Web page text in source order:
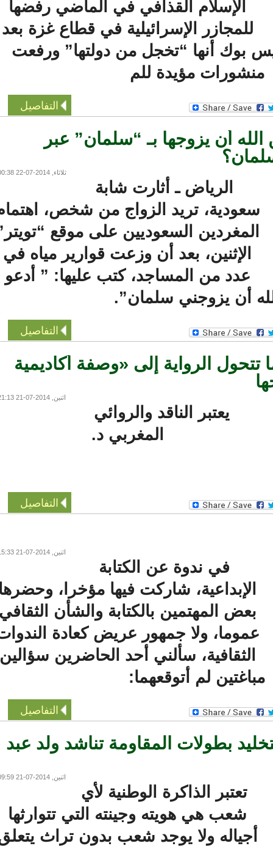
الإسلام القذافي في الماضي رفضها
للمجازر الإسرائيلية في قطاع غزة بعد
أنها “تخجل من دولتها” ورفعت
مؤيدة للم
التفاصيل
أن يزوجها بـ “سلمان” عبر
ثلاثاء, 2014-07-22 00:38
الرياض ـ أثارت شابة
سعودية، تريد الزواج من شخص، اهتمام
المغردين السعوديين على موقع “تويتر”
الإثنين، بعد أن وزعت قوارير مياه في
عدد من المساجد، كتب عليها: ” أدعو
أن يزوجني سلمان”.
التفاصيل
الرواية إلى «وصفة أكاديمية
اثنين, 2014-07-21 21:13
يعتبر الناقد والروائي
المغربي د.
التفاصيل
اثنين, 2014-07-21 15:33
في ندوة عن الكتابة
الإبداعية، شاركت فيها مؤخرا، وحضرها
بعض المهتمين بالكتابة والشأن الثقافي
عموما، ولا جمهور عريض كعادة الندوات
الثقافية، سألني أحد الحاضرين سؤالين
لم أتوقعهما:
التفاصيل
بطولات المقاومة تناشد ولد عبد
اثنين, 2014-07-21 09:59
تعتبر الذاكرة الوطنية لأي
شعب هي هويته وجينته التي تتوارثها
أجياله ولا يوجد شعب بدون تراث يتعلق